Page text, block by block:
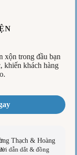
xộn trong đầu bạn
khiến khách hàng
hành